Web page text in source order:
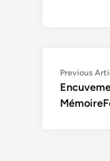
de
l’article
Previous